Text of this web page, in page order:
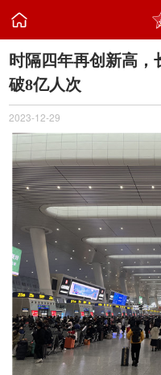

时隔四年再创新高，
破8亿人次
2023-12-29